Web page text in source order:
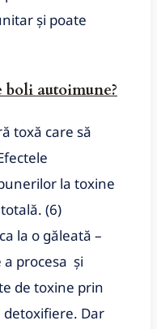
și poate
boli autoimune?
toxă care să
la toxine
(6)
la o găleată –
a procesa și
de toxine prin
detoxifiere. Dar